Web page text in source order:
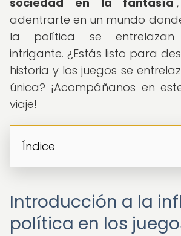
adentrarte en un mundo
la política se
intrigante. ¿Estás listo para
historia y los juegos se
única? ¡Acompáñanos en
viaje!
Índice
Introducción a la
política en los